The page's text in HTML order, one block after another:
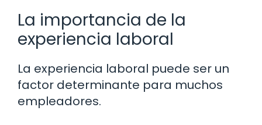
La importancia de la
experiencia laboral
La experiencia laboral puede ser un
factor determinante para muchos
empleadores.